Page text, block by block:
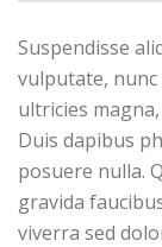
Suspendisse
vulputate,
ultricies
Duis dapibus
posuere nulla.
gravida
viverra sed